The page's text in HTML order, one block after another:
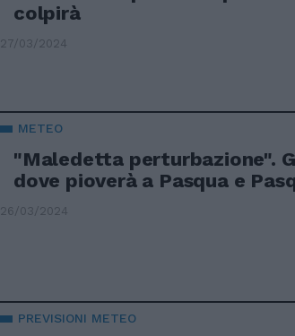
colpirà
27/03/2024
METEO
"Maledetta perturbazione".
dove pioverà a Pasqua e
26/03/2024
PREVISIONI METEO